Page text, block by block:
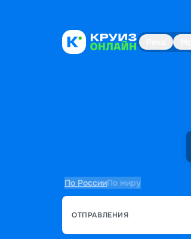
По РоссииПо миру
ОТПРАВЛЕНИЯ